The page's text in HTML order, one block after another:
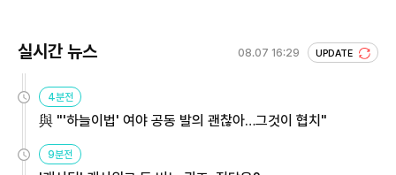
실시간 뉴스 08.07 16:29 UPDATE
4분전
與 "'하늘이법' 여야 공동 발의 괜찮아…그것이 협치"
9분전